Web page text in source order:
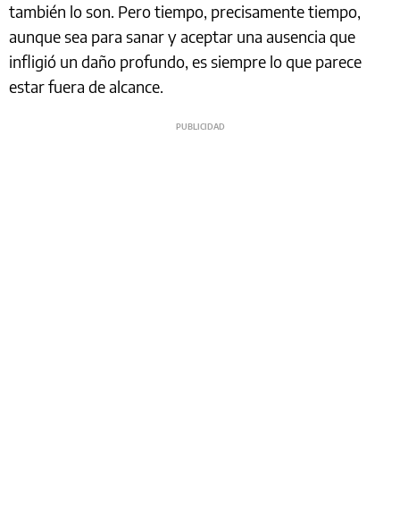
también lo son. Pero tiempo, precisamente tiempo,
aunque sea para sanar y aceptar una ausencia que
infligió un daño profundo, es siempre lo que parece
estar fuera de alcance.